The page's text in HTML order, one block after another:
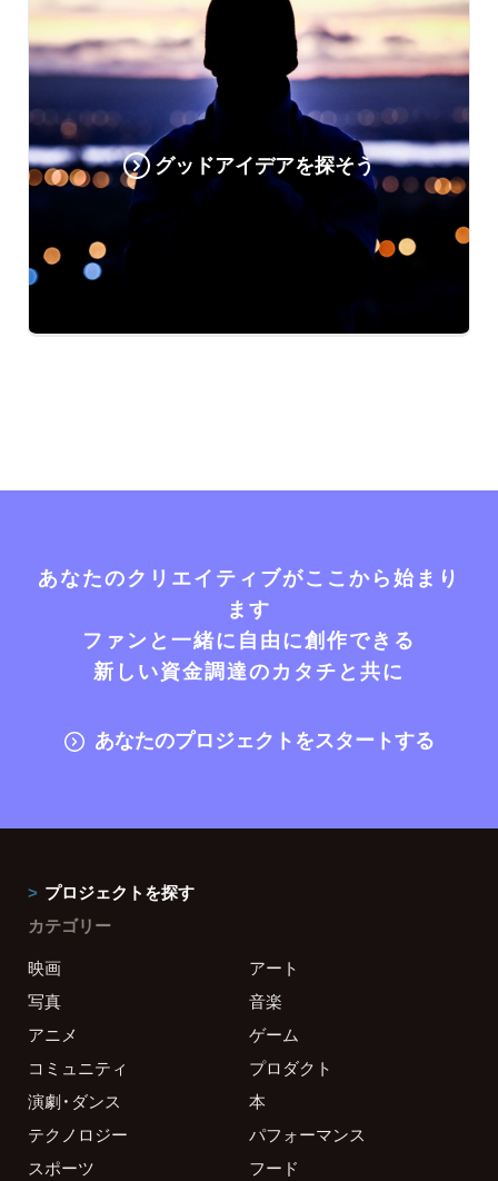
グッドアイデアを探そう
あなたのクリエイティブがここから始まり
ます
ファンと一緒に自由に創作できる
新しい資金調達のカタチと共に
あなたのプロジェクトをスタートする
プロジェクトを探す
カテゴリー
映画
アート
写真
音楽
アニメ
ゲーム
コミュニティ
プロダクト
演劇・ダンス
本
テクノロジー
パフォーマンス
スポーツ
フード